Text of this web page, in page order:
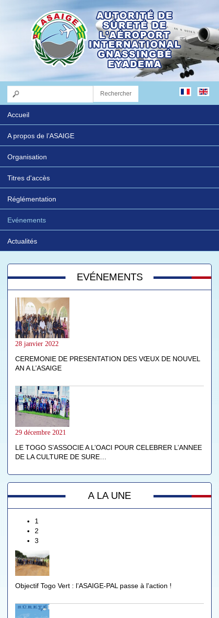
Accueil
A propos de l’ASAIGE
Organisation
Titres d'accès
Réglémentation
Evénements
Actualités
EVÉNEMENTS
28 janvier 2022
CEREMONIE DE PRESENTATION DES VŒUX DE NOUVEL
AN A L’ASAIGE
29 décembre 2021
LE TOGO S’ASSOCIE A L’OACI POUR CELEBRER L’ANNEE
DE LA CULTURE DE SURE…
A LA UNE
1
2
3
Objectif Togo Vert : l’ASAIGE-PAL passe à l'action !